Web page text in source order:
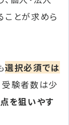
ことが求めら
選択必須では
受験者数は少
を狙いやす